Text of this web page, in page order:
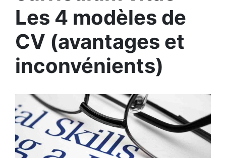
Les 4 modèles de
CV (avantages et
inconvénients)